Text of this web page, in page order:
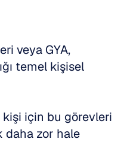
veya GYA,
temel kişisel
için bu görevleri
daha zor hale